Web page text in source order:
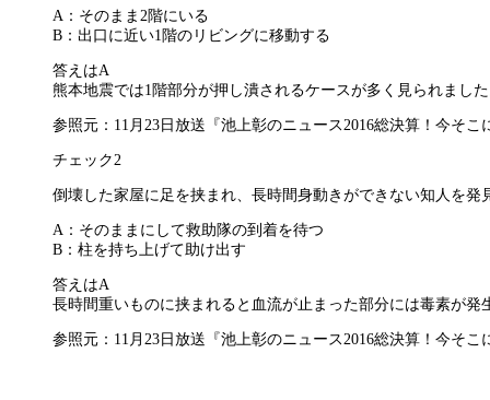
A：そのまま2階にいる
B：出口に近い1階のリビングに移動する
答えはA
熊本地震では1階部分が押し潰されるケースが多く見られまし
参照元：11月23日放送『池上彰のニュース2016総決算！今そこ
チェック2
倒壊した家屋に足を挟まれ、長時間身動きができない知人を発
A：そのままにして救助隊の到着を待つ
B：柱を持ち上げて助け出す
答えはA
長時間重いものに挟まれると血流が止まった部分には毒素が
参照元：11月23日放送『池上彰のニュース2016総決算！今そこ